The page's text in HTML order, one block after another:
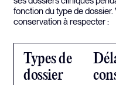
fonction du type de
conservation à respecter :
Types de
dossier